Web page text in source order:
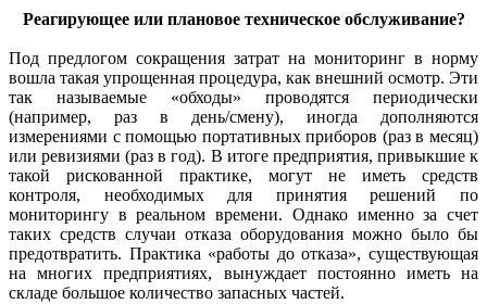
Реагирующее или плановое техническое обслуживание?
Под предлогом сокращения затрат на мониторинг в норму
вошла такая упрощенная процедура, как внешний осмотр. Эти
так называемые «обходы» проводятся периодически
(например, раз в день/смену), иногда дополняются
измерениями с помощью портативных приборов (раз в месяц)
или ревизиями (раз в год). В итоге предприятия, привыкшие к
такой рискованной практике, могут не иметь средств
контроля, необходимых для принятия решений по
мониторингу в реальном времени. Однако именно за счет
таких средств случаи отказа оборудования можно было бы
предотвратить. Практика «работы до отказа», существующая
на многих предприятиях, вынуждает постоянно иметь на
складе большое количество запасных частей.